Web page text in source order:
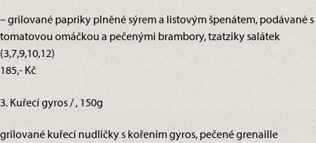
– grilované papriky plněné sýrem a listovým špenátem, podávané s
tomatovou omáčkou a pečenými brambory, tzatziky salátek
(3,7,9,10,12)
185,- Kč
3. Kuřecí gyros / , 150g
grilované kuřecí nudličky s kořením gyros, pečené grenaille